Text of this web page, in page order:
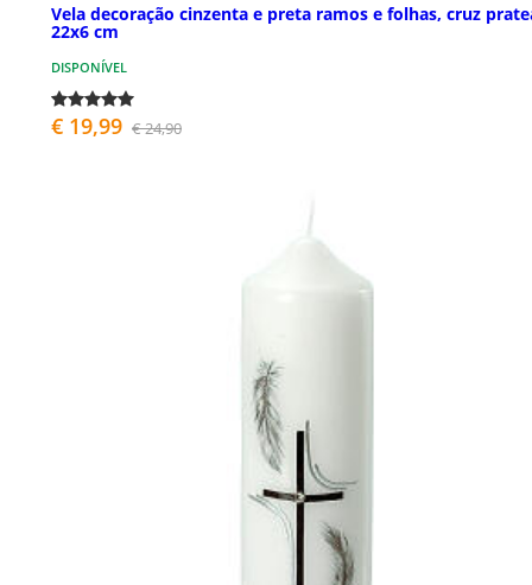
Vela decoração cinzenta e preta ramos e folhas, cruz
22x6 cm
DISPONÍVEL
€ 19,99 € 24,90